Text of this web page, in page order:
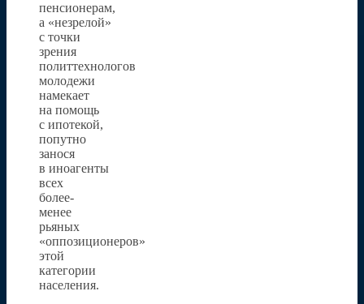
пенсионерам,
а «незрелой»
с точки
зрения
политтехнологов
молодежи
намекает
на помощь
с ипотекой,
попутно
занося
в иноагенты
всех
более-
менее
рьяных
«оппозиционеров»
этой
категории
населения.